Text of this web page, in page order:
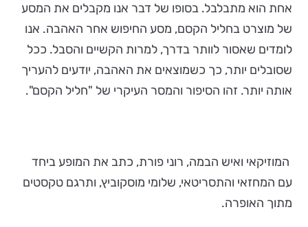
אחת הוא מתבלבל. בסופו של דבר אנו מקבלים את המסע
של מוצרט בחליל הקסם, מסע החיפוש אחר האהבה. אנו
לומדים שאסור לוותר בדרך, למרות הקשיים והסבל. ככל
שסובלים יותר, כך כשמוצאים את האהבה, יודעים להעריך
אותה יותר. זהו הסיפור והמסר העיקרי של "חליל הקסם".
המוזיקאי ואיש הבמה, רוני פורת, כתב את המופע ביחד
עם המחזאי והתסריטאי, שלומי מוסקוביץ, ותרגם טקסטים
מתוך האופרה.